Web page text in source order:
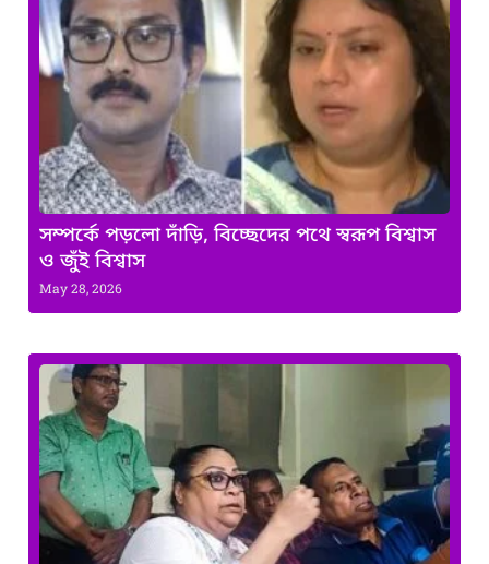
সম্পর্কে পড়লো দাঁড়ি, বিচ্ছেদের পথে স্বরূপ বিশ্বাস
ও জুঁই বিশ্বাস
May 28, 2026